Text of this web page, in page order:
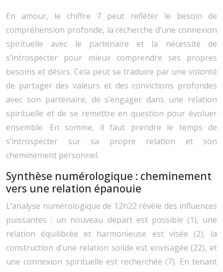
En amour, le chiffre 7 peut refléter le besoin de
compréhension profonde, la recherche d’une connexion
spirituelle avec le partenaire et la nécessité de
s’introspecter pour mieux comprendre ses propres
besoins et désirs. Cela peut se traduire par une volonté
de partager des valeurs et des convictions profondes
avec son partenaire, de s’engager dans une relation
spirituelle et de se remettre en question pour évoluer
ensemble. En somme, il faut prendre le temps de
s’introspecter sur sa propre relation et son
cheminement personnel.
Synthèse numérologique : cheminement
vers une relation épanouie
L’analyse numérologique de 12h22 révèle des influences
puissantes : un nouveau départ est possible (1), une
relation équilibrée et harmonieuse est visée (2), la
construction d’une relation solide est envisagée (22), et
une connexion spirituelle est recherchée (7). En tenant